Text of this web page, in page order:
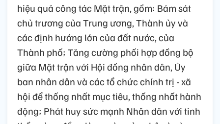
hiệu quả công tác Mặt trận, gồm: Bám sát
chủ trương của Trung ương, Thành ủy và
các định hướng lớn của đất nước, của
Thành phố; Tăng cường phối hợp đồng bộ
giữa Mặt trận với Hội đồng nhân dân, Ủy
ban nhân dân và các tổ chức chính trị - xã
hội để thống nhất mục tiêu, thống nhất hành
động; Phát huy sức mạnh Nhân dân với tinh